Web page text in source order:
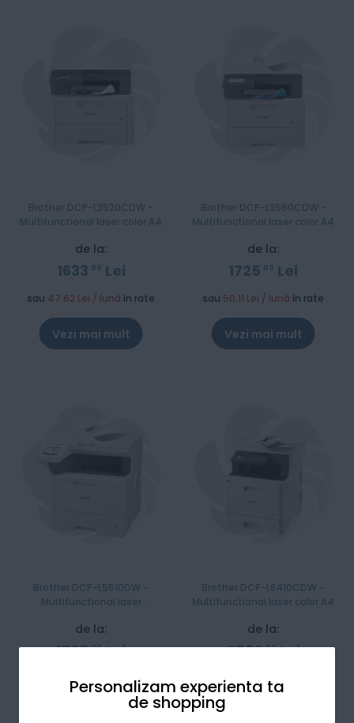
Personalizam experienta ta
de shopping
Brother DCP-L3520CDW -
Multifunctional laser color A4
de la:
1633 00 Lei
sau 47.62 Lei / lună în rate
Vezi mai mult
Brother DCP-L3560CDW -
Multifunctional laser color A4
de la:
1725 00 Lei
sau 50.11 Lei / lună în rate
Vezi mai mult
Stoc epuizat
Brother DCP-L5510DW -
Multifunctional laser
de la:
1707 00Lei
49.70 Lei / lună în rate
Brother DCP-L8410CDW -
Multifunctional laser color A4
de la:
2530 00Lei
72.34 Lei / lună
Vezi mai mult